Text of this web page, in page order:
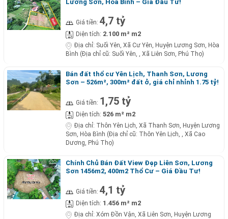
Lương Sơn, Hòa Bình – Giá Đầu Tư!
Giá tiền: 4,7 tỷ
Diện tích: 2.100 m² m2
Địa chỉ: Suối Yên, Xã Cư Yên, Huyện Lương Sơn, Hòa
Bình (Địa chỉ cũ: Suối Yên, , Xã Liên Sơn, Phú Thọ)
Bán đất thổ cư Yên Lịch, Thanh Sơn, Lương
Sơn – 526m², 300m² đất ở, giá chỉ nhỉnh 1.75 tỷ!
Giá tiền: 1,75 tỷ
Diện tích: 526 m² m2
Địa chỉ: Thôn Yên Lịch, Xã Thanh Sơn, Huyện Lương
Sơn, Hòa Bình (Địa chỉ cũ: Thôn Yên Lịch, , Xã Cao
Dương, Phú Thọ)
Chính Chủ Bán Đất View Đẹp Liên Sơn, Lương
Sơn 1456m2, 400m2 Thổ Cư – Giá Đầu Tư!
Giá tiền: 4,1 tỷ
Diện tích: 1.456 m² m2
Địa chỉ: Xóm Đồn Vận, Xã Liên Sơn, Huyện Lương